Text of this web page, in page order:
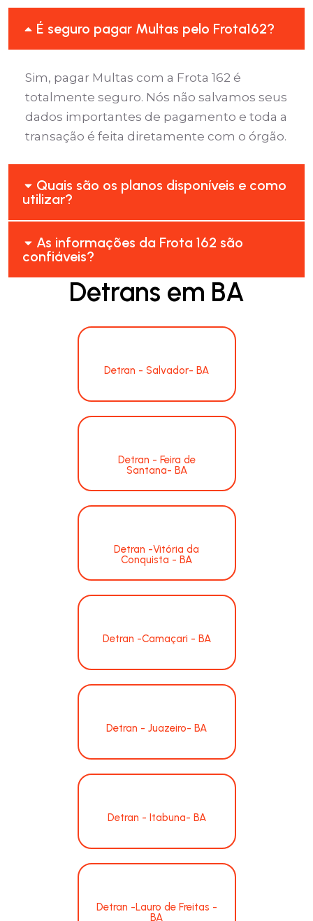
É seguro pagar Multas pelo Frota162?
Sim, pagar Multas com a Frota 162 é
totalmente seguro. Nós não salvamos seus
dados importantes de pagamento e toda a
transação é feita diretamente com o órgão.
Quais são os planos disponíveis e como
utilizar?
As informações da Frota 162 são
confiáveis?
Detrans em BA
Detran - Salvador- BA
Detran - Feira de
Santana- BA
Detran -Vitória da
Conquista - BA
Detran -Camaçari - BA
Detran - Juazeiro- BA
Detran - Itabuna- BA
Detran -Lauro de Freitas -
BA